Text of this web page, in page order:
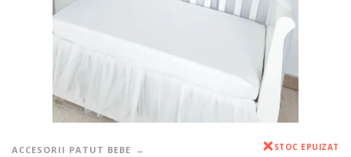
ACCESORII PATUT BEBE
STOC EPUIZAT